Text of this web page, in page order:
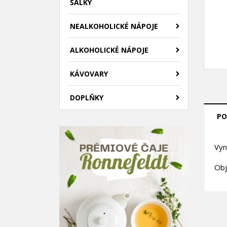
ŠÁLKY
NEALKOHOLICKÉ NÁPOJE
ALKOHOLICKÉ NÁPOJE
KÁVOVARY
DOPLŇKY